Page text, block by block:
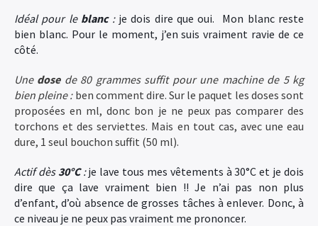
Idéal pour le blanc:je dois dire que oui. Mon blanc reste
bien blanc. Pour le moment, j’en suis vraiment ravie de ce
côté.
Une dosede 80 grammes suffit pour une machine de 5 kg
bien pleine : ben comment dire. Sur le paquet les doses sont
proposées en ml, donc bon je ne peux pas comparer des
torchons et des serviettes. Mais en tout cas, avec une eau
dure, 1 seul bouchon suffit (50 ml).
Actif dès30°C:je lave tous mes vêtements à 30°C et je dois
dire que ça lave vraiment bien !! Je n’ai pas non plus
d’enfant, d’où absence de grosses tâches à enlever. Donc, à
ce niveau je ne peux pas vraiment me prononcer.